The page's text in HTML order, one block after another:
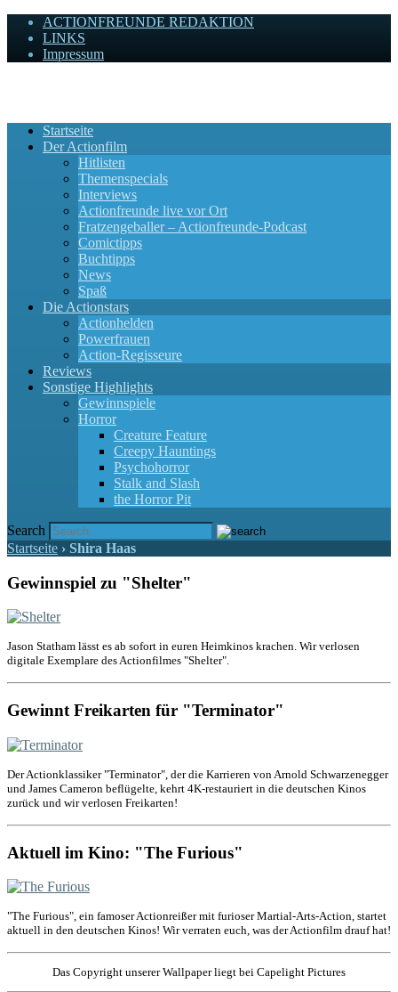
ACTIONFREUNDE REDAKTION
LINKS
Impressum
Startseite
Der Actionfilm
Hitlisten
Themenspecials
Interviews
Actionfreunde live vor Ort
Fratzengeballer – Actionfreunde-Podcast
Comictipps
Buchtipps
News
Spaß
Die Actionstars
Actionhelden
Powerfrauen
Action-Regisseure
Reviews
Sonstige Highlights
Gewinnspiele
Horror
Creature Feature
Creepy Hauntings
Psychohorror
Stalk and Slash
the Horror Pit
Search
Startseite › Shira Haas
Gewinnspiel zu "Shelter"
Jason Statham lässt es ab sofort in euren Heimkinos krachen. Wir verlosen
digitale Exemplare des Actionfilmes "Shelter".
Gewinnt Freikarten für "Terminator"
Der Actionklassiker "Terminator", der die Karrieren von Arnold Schwarzenegger
und James Cameron beflügelte, kehrt 4K-restauriert in die deutschen Kinos
zurück und wir verlosen Freikarten!
Aktuell im Kino: "The Furious"
"The Furious", ein famoser Actionreißer mit furioser Martial-Arts-Action, startet
aktuell in den deutschen Kinos! Wir verraten euch, was der Actionfilm drauf hat!
Das Copyright unserer Wallpaper liegt bei Capelight Pictures